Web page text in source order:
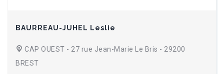
BAURREAU-JUHEL Leslie
CAP OUEST - 27 rue Jean-Marie Le Bris - 29200
BREST